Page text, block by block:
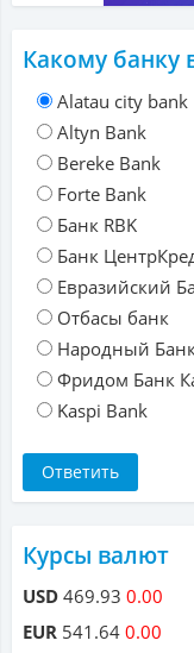
Какому банку
Alatau city bank
Altyn Bank
Bereke Bank
Forte Bank
Банк RBK
Банк
Евразийский
Отбасы банк
Народный
Фридом Банк
Kaspi Bank
Курсы валют
USD 469.93 0.00
EUR 541.64 0.00